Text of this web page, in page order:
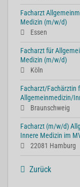
Facharzt
Medizin (m/w/d)
Essen
Facharzt für
Medizin (m/w/d)
Köln
Facharzt/Fachärztin
Allgemeinmedizin/
Braunschweig
Facharzt (m/w/d)
Innere Medizin im
22081 Hamburg
Zurück